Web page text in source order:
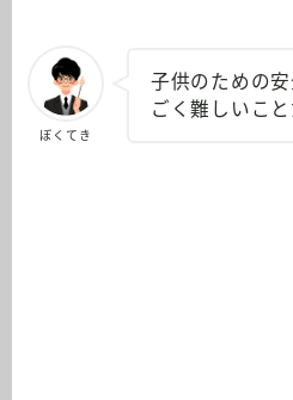
ぼくてき
子供のための
ごく難しいこと